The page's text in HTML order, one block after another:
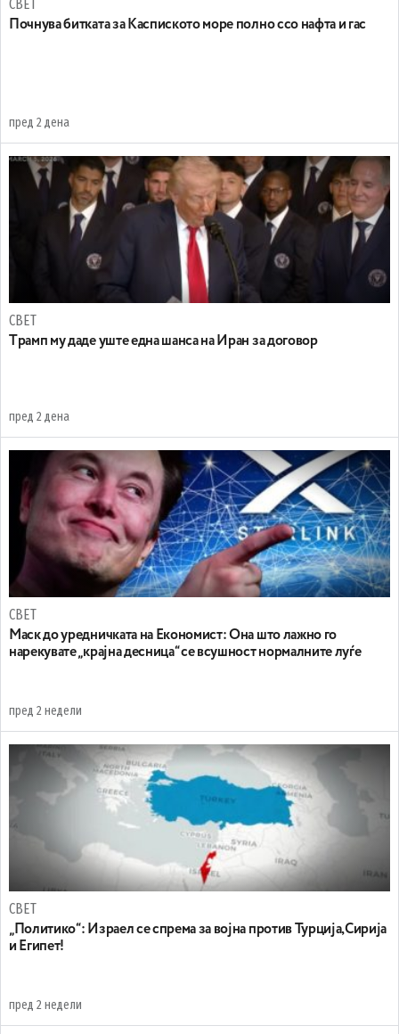
СВЕТ
Почнува битката за Каспиското море полно ссо нафта и гас
пред 2 дена
СВЕТ
Tрамп му даде уште една шанса на Иран за договор
пред 2 дена
СВЕТ
Маск до уредничката на Економист: Она што лажно го
нарекувате „крајна десница“ се всушност нормалните луѓе
пред 2 недели
СВЕТ
„Политико“: Израел се спрема за војна против Турција,Сирија
и Египет!
пред 2 недели